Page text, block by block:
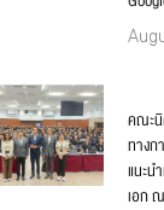
คณะนิ
ทาง
แนะ
เอก